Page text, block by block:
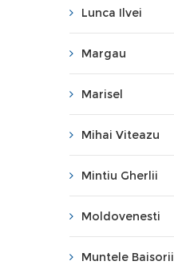
Lunca Ilvei
Margau
Marisel
Mihai Viteazu
Mintiu Gherlii
Moldovenesti
Muntele Baisorii